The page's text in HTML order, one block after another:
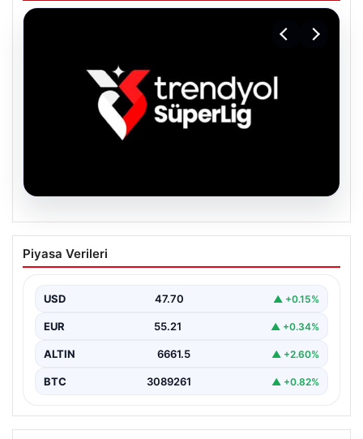
06.08.2026
TFF’den isim sponsorluğu açıklaması!
Trendyol Süper Lig…
Piyasa Verileri
USD 47.70 ▲ +0.15%
EUR 55.21 ▲ +0.34%
ALTIN 6661.5 ▲ +2.60%
BTC 3089261 ▲ +0.82%